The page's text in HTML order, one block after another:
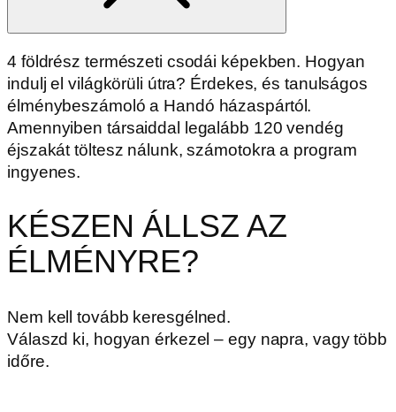
4 földrész természeti csodái képekben. Hogyan
indulj el világkörüli útra? Érdekes, és tanulságos
élménybeszámoló a Handó házaspártól.
Amennyiben társaiddal legalább 120 vendég
éjszakát töltesz nálunk, számotokra a program
ingyenes.
KÉSZEN ÁLLSZ AZ
ÉLMÉNYRE?
Nem kell tovább keresgélned.
Válaszd ki, hogyan érkezel – egy napra, vagy több
időre.